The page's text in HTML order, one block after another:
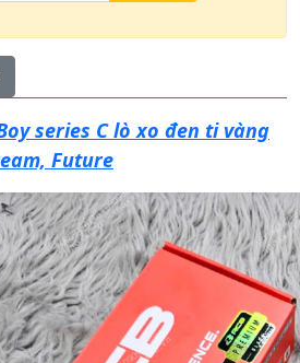
series C lò xo đen ti vàng
Future